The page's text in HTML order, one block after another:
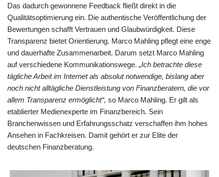
Das dadurch gewonnene Feedback fließt direkt in die
Qualitätsoptimierung ein. Die authentische Veröffentlichung der
Bewertungen schafft Vertrauen und Glaubwürdigkeit. Diese
Transparenz bietet Orientierung. Marco Mahling pflegt eine enge
und dauerhafte Zusammenarbeit. Darum setzt Marco Mahling
auf verschiedene Kommunikationswege. „Ich betrachte diese
tägliche Arbeit im Internet als absolut notwendige, bislang aber
noch nicht alltägliche Dienstleistung von Finanzberatern, die vor
allem Transparenz ermöglicht“, so Marco Mahling. Er gilt als
etablierter Medienexperte im Finanzbereich. Sein
Branchenwissen und Erfahrungsschatz verschaffen ihm hohes
Ansehen in Fachkreisen. Damit gehört er zur Elite der
deutschen Finanzberatung.